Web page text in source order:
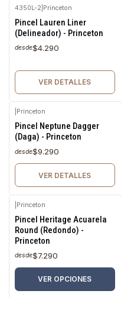
4350L-2 Princeton
Pincel Lauren Liner
(Delineador) - Princeton
desde$4.290
VER DETALLES
Princeton
Pincel Neptune Dagger
(Daga) - Princeton
desde$9.290
VER DETALLES
Princeton
Pincel Heritage Acuarela
Round (Redondo) -
Princeton
desde$7.290
VER OPCIONES